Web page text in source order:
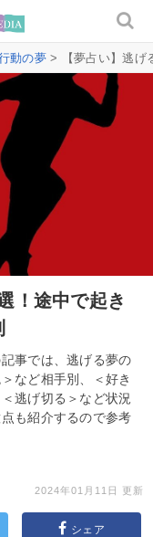
動の夢> 【夢占い】逃げ
！途中で起き
事では、逃げる夢の
など相手別、＜好き
逃げ切る＞など状況
も紹介するので参考
2024年01月11日 更新
シェア